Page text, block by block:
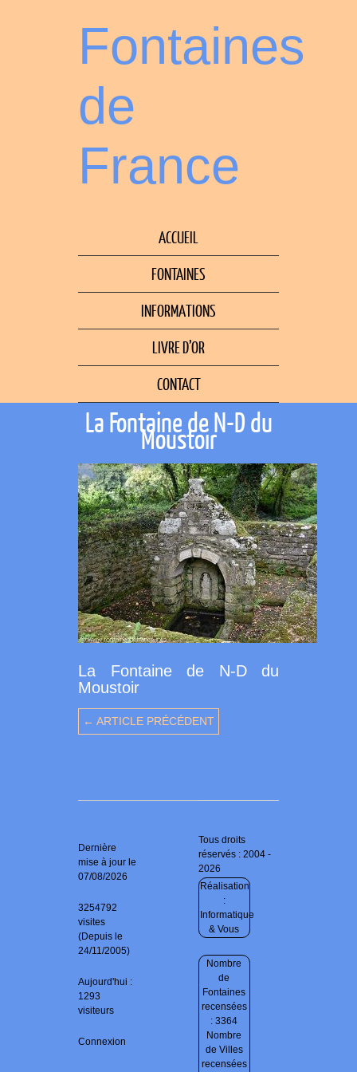
Fontaines
de
France
ACCUEIL
FONTAINES
INFORMATIONS
LIVRE D’OR
CONTACT
La Fontaine de N-D du
Moustoir
La Fontaine de N-D du
Moustoir
← ARTICLE PRÉCÉDENT
Dernière
mise à jour le
07/08/2026
3254792
visites
(Depuis le
24/11/2005)
Aujourd'hui :
1293
visiteurs
Connexion
Tous droits
réservés : 2004 -
2026
Réalisation
:
Informatique
& Vous
Nombre
de
Fontaines
recensées
: 3364
Nombre
de Villes
recensées